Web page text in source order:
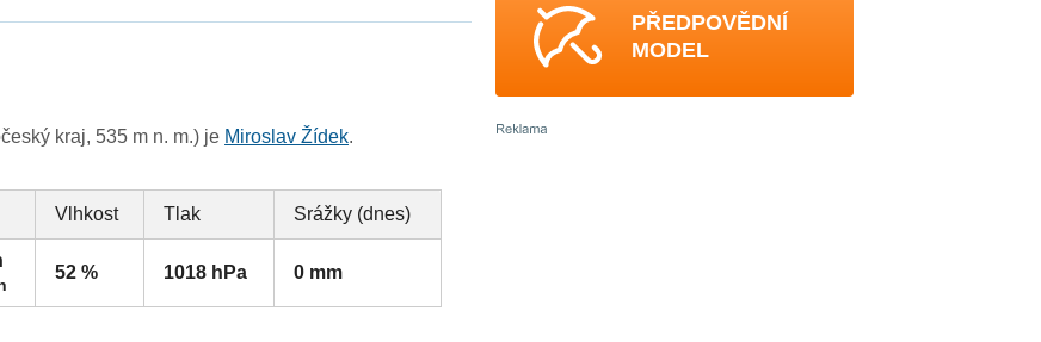
kraj, 535 m n. m.) je Miroslav Žídek.
Vlhkost Tlak Srážky (dnes)
52 % 1018 hPa 0 mm
PŘEDPOVĚDNÍ
MODEL